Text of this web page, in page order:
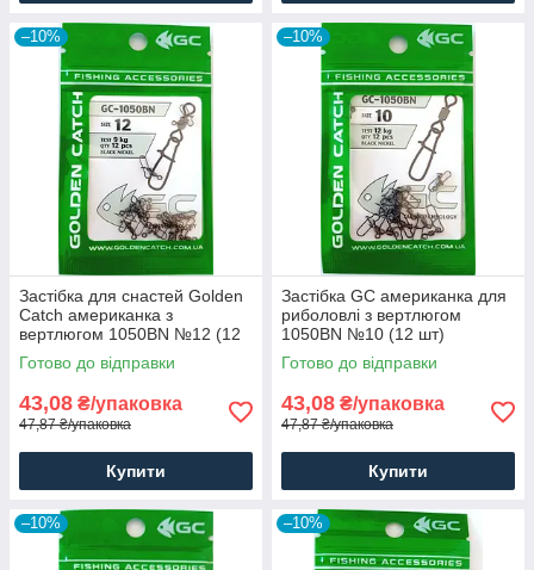
–10%
Застібка для снастей Golden
Catch американка з
вертлюгом 1050BN №12 (12
шт)
Готово до відправки
43,08 ₴/упаковка
47,87 ₴/упаковка
Купити
–10%
Застібка GC американка для
риболовлі з вертлюгом
1050BN №10 (12 шт)
Готово до відправки
43,08 ₴/упаковка
47,87 ₴/упаковка
Купити
–10% –10%